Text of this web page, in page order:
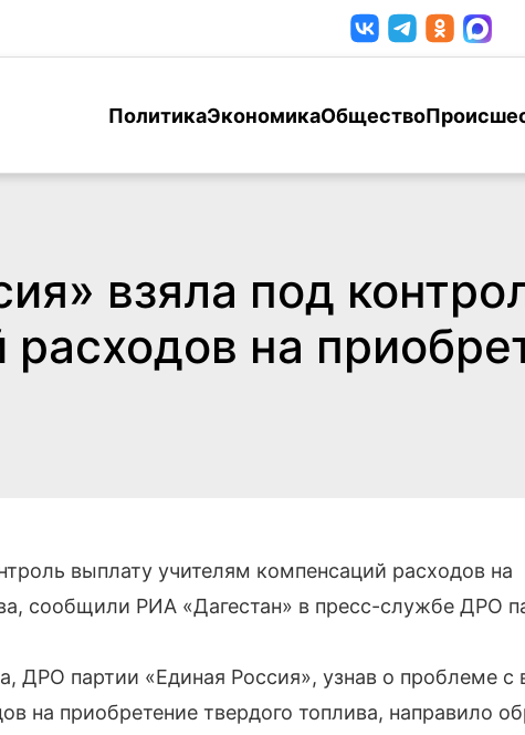
ПолитикаЭкономикаОбщество
взяла под
на
выплату учителям компенсаций расходов на
сообщили РИА «Дагестан» в пресс-службе ДРО
ДРО партии «Единая Россия», узнав о проблеме с
на приобретение твердого топлива, направило